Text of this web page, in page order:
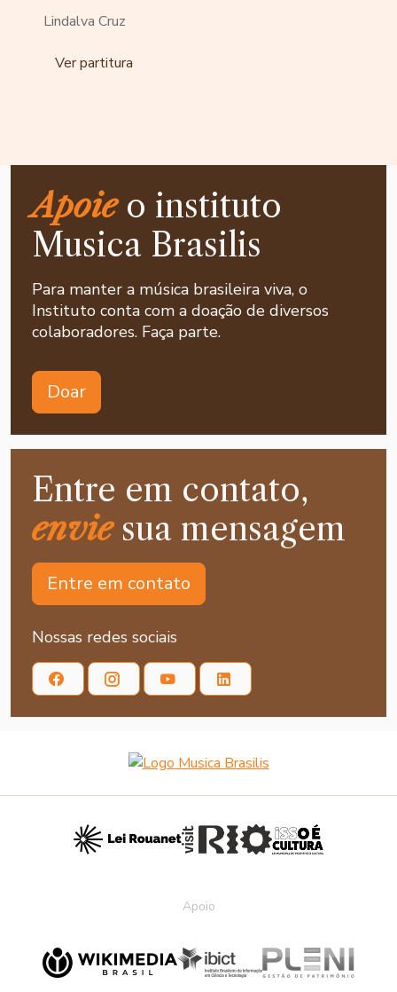
Lindalva Cruz
Ver partitura
Apoieo instituto
Musica Brasilis
Para manter a música brasileira viva, o
Instituto conta com a doação de diversos
colaboradores. Faça parte.
Doar
Entre em contato,
enviesua mensagem
Entre em contato
Nossas redes sociais
Apoio